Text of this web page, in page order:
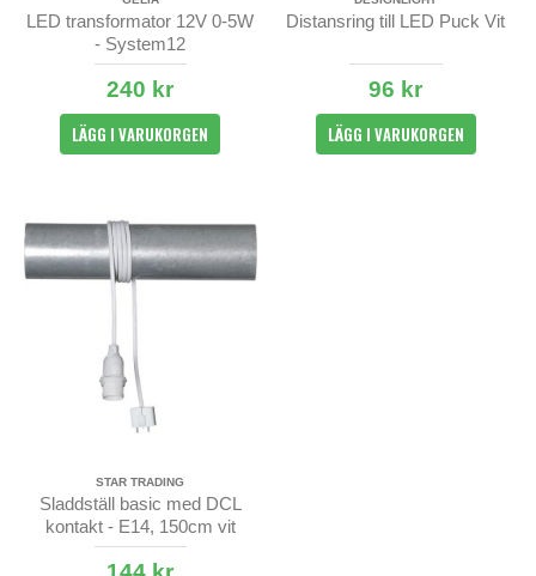
LED transformator 12V 0-5W
- System12
240 kr
LÄGG I VARUKORGEN
Distansring till LED Puck Vit
96 kr
LÄGG I VARUKORGEN
STAR TRADING
Sladdställ basic med DCL
kontakt - E14, 150cm vit
kabel utan brytare